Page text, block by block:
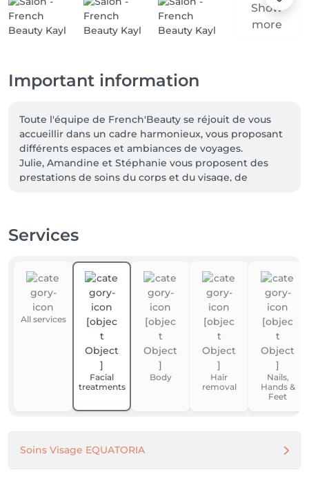
Show
more
Important information
Toute l'équipe de French'Beauty se réjouit de vous
accueillir dans un cadre harmonieux, vous proposant
différents espaces et ambiances de voyages.
Julie, Amandine et Stéphanie vous proposent des
prestations de soins du corps et du visage, de
unique et votre bien-être notre priorité.
Services
All services
Facial
treatments
Body
Hair
removal
Nails,
Hands &
Feet
Soins Visage EQUATORIA